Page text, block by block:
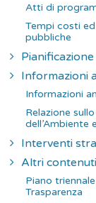
Atti di
Tempi costi
pubbliche
Informazioni
Informazioni
Relazione
dell’Ambiente
Interventi
Altri
Piano
Trasparenza